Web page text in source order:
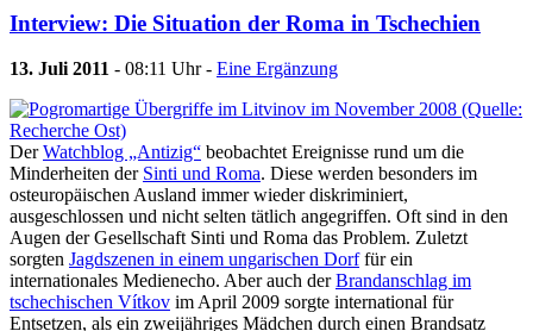
Interview: Die Situation der Roma in Tschechien
13. Juli 2011 - 08:11 Uhr - Eine Ergänzung
DerWatchblog „Antizig“ beobachtet Ereignisse rund um die
Minderheiten der Sinti und Roma. Diese werden besonders im
osteuropäischen Ausland immer wieder diskriminiert,
ausgeschlossen und nicht selten tätlich angegriffen. Oft sind in den
Augen der Gesellschaft Sinti und Roma das Problem. Zuletzt
sorgten Jagdszenen in einem ungarischen Dorffür ein
internationales Medienecho. Aber auch derBrandanschlag im
tschechischen Vítkov im April 2009 sorgte international für
Entsetzen, als ein zweijähriges Mädchen durch einen Brandsatz